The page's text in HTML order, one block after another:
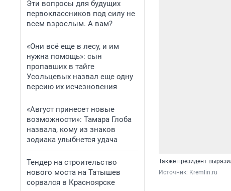
Эти вопросы для будущих
первоклассников под силу не
всем взрослым. А вам?
«Они всё еще в лесу, и им
нужна помощь»: сын
пропавших в тайге
Усольцевых назвал еще одну
версию их исчезновения
«Август принесет новые
возможности»: Тамара Глоба
назвала, кому из знаков
зодиака улыбнется удача
Тендер на строительство
нового моста на Татышев
сорвался в Красноярске
Также президент
Источник: Kremlin.ru